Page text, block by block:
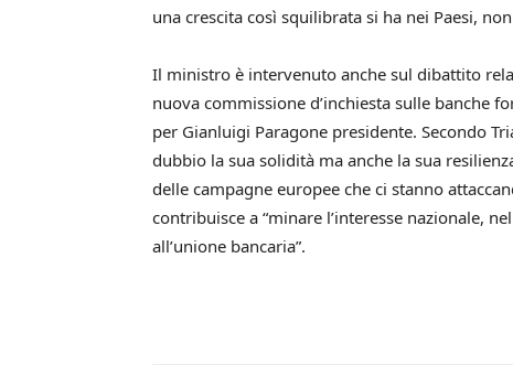
una crescita così squilibrata si ha nei Paesi,
Il ministro è intervenuto anche sul dibattito
nuova commissione d’inchiesta sulle banche
per Gianluigi Paragone presidente. Secondo
dubbio la sua solidità ma anche la sua
delle campagne europee che ci stanno
contribuisce a “minare l’interesse nazionale,
all’unione bancaria”.